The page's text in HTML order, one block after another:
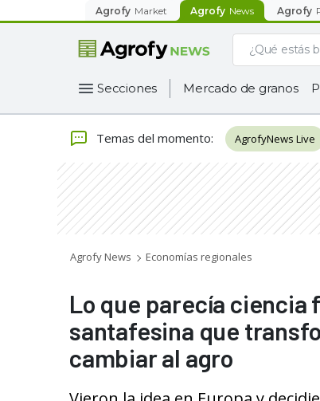
Agrofy Market Agrofy News Agrofy
Secciones Mercado de granos
Temas del momento: AgrofyNews Live
Agrofy News Economías regionales
Lo que parecía ciencia
santafesina que
cambiar al agro